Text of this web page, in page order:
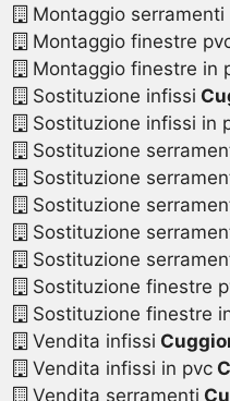
Montaggio serramenti
Montaggio finestre
Montaggio finestre in
Sostituzione infissi
Sostituzione infissi in
Sostituzione
Sostituzione
Sostituzione
Sostituzione
Sostituzione
Sostituzione finestre
Sostituzione finestre
Vendita infissi
Vendita infissi in pvc
Vendita serramenti